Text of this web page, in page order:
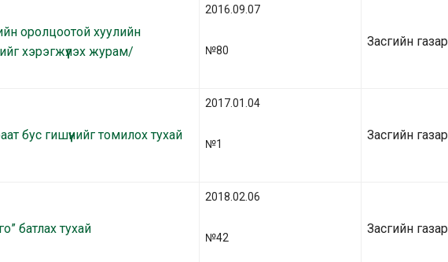
оролцоотой хуулийн
хэрэгжүүлэх журам/
2016.09.07
№80
Засгийн газар
бус гишүүнийг томилох тухай
2017.01.04
№1
Засгийн газар
батлах тухай
2018.02.06
№42
Засгийн газар